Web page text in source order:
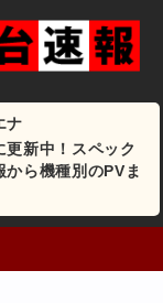
ナ
更新中！スペック
ら機種別のPVま